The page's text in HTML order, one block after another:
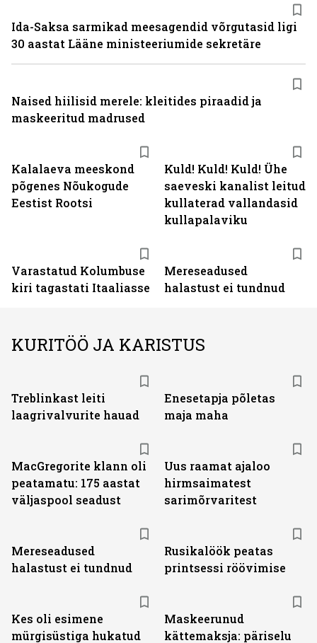
Kalalaeva meeskond
põgenes Nõukogude
Eestist Rootsi
Kuld! Kuld! Kuld! Ühe
saeveski kanalist leitud
kullaterad vallandasid
kullapalaviku
Varastatud Kolumbuse
kiri tagastati Itaaliasse
Mereseadused
halastust ei tundnud
Ida-Saksa sarmikad meesagendid võrgutasid ligi
30 aastat Lääne ministeeriumide sekretäre
Naised hiilisid merele: kleitides piraadid ja
maskeeritud madrused
KURITÖÖ JA KARISTUS
Treblinkast leiti
laagrivalvurite hauad
Enesetapja põletas
maja maha
MacGregorite klann oli
peatamatu: 175 aastat
väljas­pool seadust
Uus raamat ajaloo
hirmsaimatest
sarimõrvaritest
Mereseadused
halastust ei tundnud
Rusikalöök peatas
printsessi röövimise
Kes oli esimene
mürgisüstiga hukatud
Maskeerunud
kättemaksja: päriselu